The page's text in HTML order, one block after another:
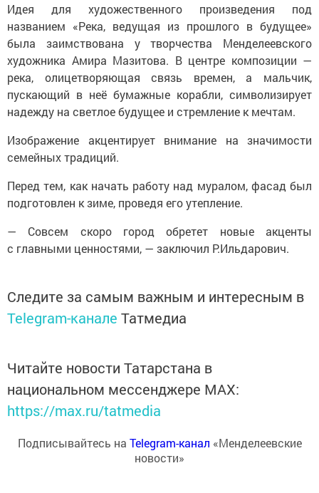
Идея для художественного произведения под
названием «Река, ведущая из прошлого в будущее»
была заимствована у творчества Менделеевского
художника Амира Мазитова. В центре композиции —
река, олицетворяющая связь времен, а мальчик,
пускающий в неё бумажные корабли, символизирует
надежду на светлое будущее и стремление к мечтам.
Изображение акцентирует внимание на значимости
семейных традиций.
Перед тем, как начать работу над муралом, фасад был
подготовлен к зиме, проведя его утепление.
— Совсем скоро город обретет новые акценты
с главными ценностями, — заключил Р.Ильдарович.
Следите за самым важным и интересным в
Telegram-канале Татмедиа
Читайте новости Татарстана в
национальном мессенджере MАХ:
https://max.ru/tatmedia
Подписывайтесь на Telegram-канал «Менделеевские
новости»